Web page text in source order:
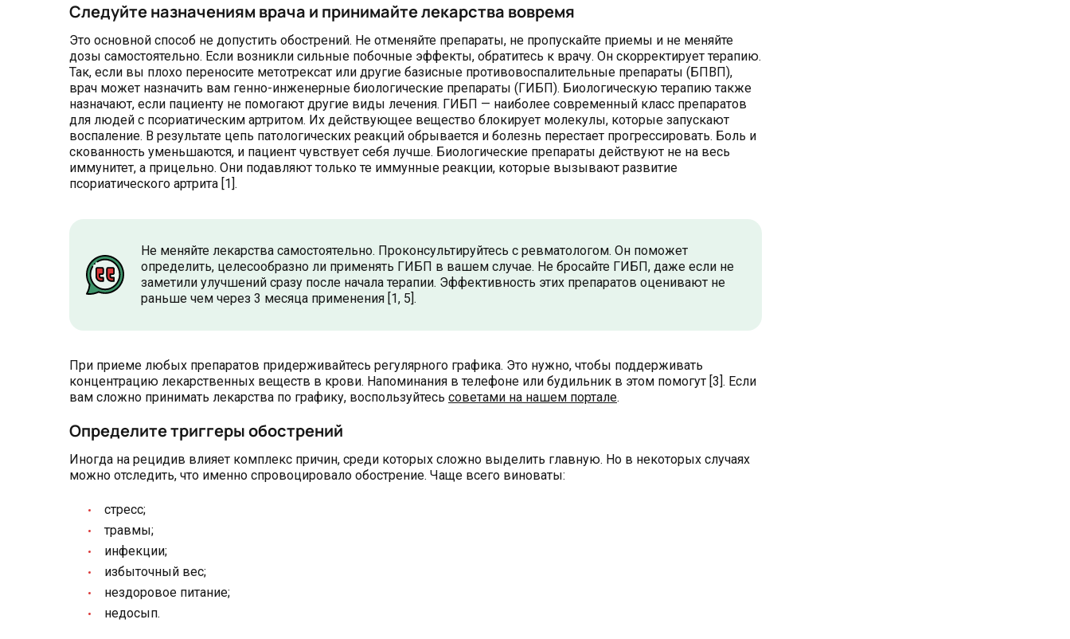
Следуйте назначениям врача и принимайте лекарства вовремя
Это основной способ не допустить обострений. Не отменяйте препараты, не пропускайте приемы и не меняйте
дозы самостоятельно. Если возникли сильные побочные эффекты, обратитесь к врачу. Он скорректирует терапию.
Так, если вы плохо переносите метотрексат или другие базисные противовоспалительные препараты (БПВП),
врач может назначить вам генно-инженерные биологические препараты (ГИБП). Биологическую терапию также
назначают, если пациенту не помогают другие виды лечения. ГИБП — наиболее современный класс препаратов
для людей с псориатическим артритом. Их действующее вещество блокирует молекулы, которые запускают
воспаление. В результате цепь патологических реакций обрывается и болезнь перестает прогрессировать. Боль и
скованность уменьшаются, и пациент чувствует себя лучше. Биологические препараты действуют не на весь
иммунитет, а прицельно. Они подавляют только те иммунные реакции, которые вызывают развитие
псориатического артрита [1].
Не меняйте лекарства самостоятельно. Проконсультируйтесь с ревматологом. Он поможет
определить, целесообразно ли применять ГИБП в вашем случае. Не бросайте ГИБП, даже если не
заметили улучшений сразу после начала терапии. Эффективность этих препаратов оценивают не
раньше чем через 3 месяца применения [1, 5].
При приеме любых препаратов придерживайтесь регулярного графика. Это нужно, чтобы поддерживать
концентрацию лекарственных веществ в крови. Напоминания в телефоне или будильник в этом помогут [3]. Если
вам сложно принимать лекарства по графику, воспользуйтесь советами на нашем портале.
Определите триггеры обострений
Иногда на рецидив влияет комплекс причин, среди которых сложно выделить главную. Но в некоторых случаях
можно отследить, что именно спровоцировало обострение. Чаще всего виноваты:
стресс;
травмы;
инфекции;
избыточный вес;
нездоровое питание;
недосып.